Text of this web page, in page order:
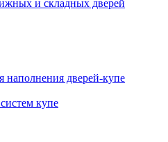
и складных дверей
наполнения дверей-купе
купе